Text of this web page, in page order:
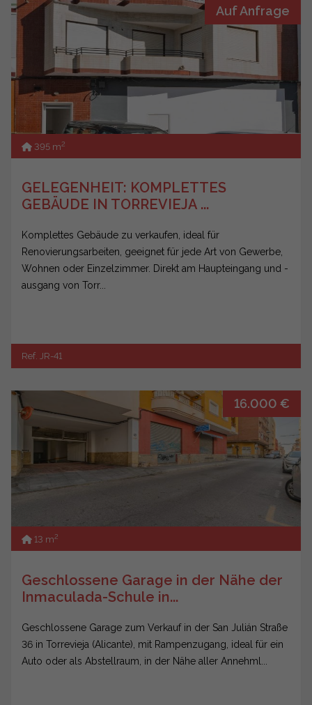
Auf Anfrage
395 m2
GELEGENHEIT: KOMPLETTES
GEBÄUDE IN TORREVIEJA ...
Komplettes Gebäude zu verkaufen, ideal für
Renovierungsarbeiten, geeignet für jede Art von Gewerbe,
Wohnen oder Einzelzimmer. Direkt am Haupteingang und -
ausgang von Torr...
Ref. JR-41
16.000 €
13 m2
Geschlossene Garage in der Nähe der
Inmaculada-Schule in...
Geschlossene Garage zum Verkauf in der San Julián Straße
36 in Torrevieja (Alicante), mit Rampenzugang, ideal für ein
Auto oder als Abstellraum, in der Nähe aller Annehml...